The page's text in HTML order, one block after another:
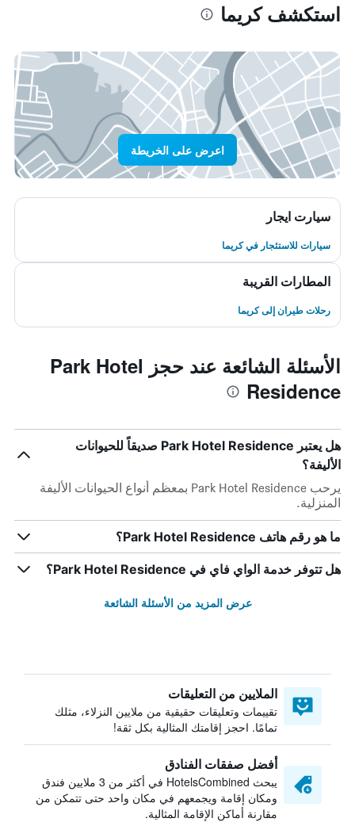
استكشف كريما
اعرض على الخريطة
سيارت ايجار
سيارات للاستئجار في كريما
المطارات القريبة
رحلات طيران إلى كريما
الأسئلة الشائعة عند حجز Park Hotel
Residence
هل يعتبر Park Hotel Residence صديقاً للحيوانات
الأليفة؟
يرحب Park Hotel Residence بمعظم أنواع الحيوانات الأليفة
المنزلية.
ما هو رقم هاتف Park Hotel Residence؟
هل تتوفر خدمة الواي فاي في Park Hotel Residence؟
عرض المزيد من الأسئلة الشائعة
الملايين من التعليقات
تقييمات وتعليقات حقيقية من ملايين النزلاء، مثلك
تمامًا. احجز إقامتك المثالية بكل ثقة!
أفضل صفقات الفنادق
يبحث HotelsCombined في أكثر من 3 ملايين فندق
ومكان إقامة ويجمعهم في مكان واحد حتى تتمكن من
مقارنة أماكن الإقامة المثالية.